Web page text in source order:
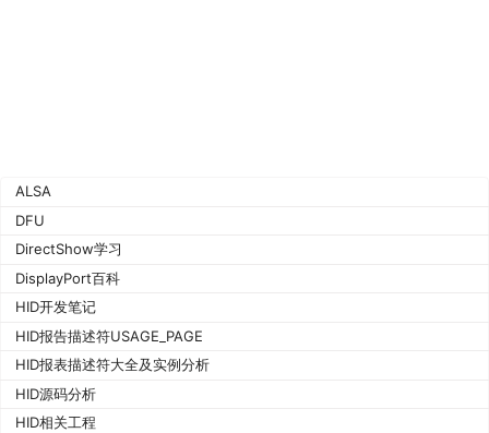
ALSA
DFU
DirectShow学习
DisplayPort百科
HID开发笔记
HID报告描述符USAGE_PAGE
HID报表描述符大全及实例分析
HID源码分析
HID相关工程